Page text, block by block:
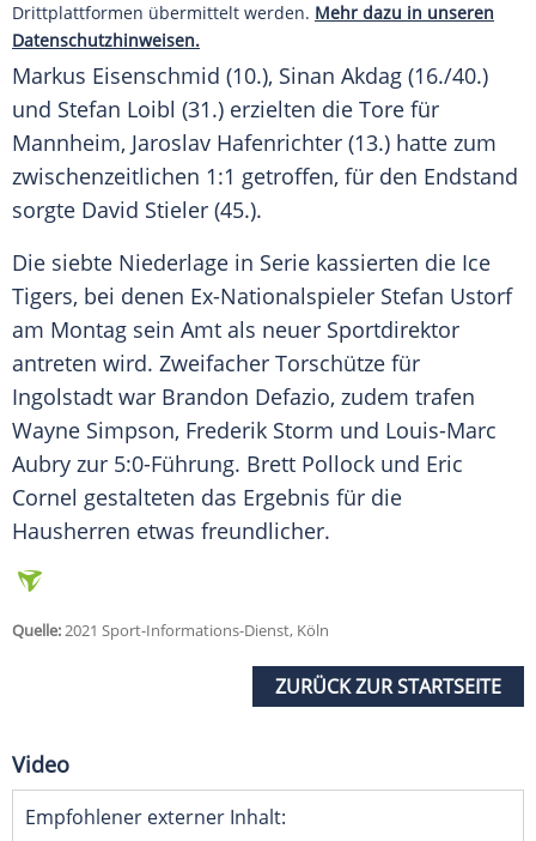
Drittplattformen übermittelt werden. Mehr dazu in unseren
Datenschutzhinweisen.
Markus Eisenschmid (10.), Sinan Akdag (16./40.)
und Stefan Loibl (31.) erzielten die Tore für
Mannheim, Jaroslav Hafenrichter (13.) hatte zum
zwischenzeitlichen 1:1 getroffen, für den Endstand
sorgte David Stieler (45.).
Die siebte Niederlage in Serie kassierten die Ice
Tigers, bei denen Ex-Nationalspieler Stefan Ustorf
am Montag sein Amt als neuer Sportdirektor
antreten wird. Zweifacher Torschütze für
Ingolstadt war Brandon Defazio, zudem trafen
Wayne Simpson, Frederik Storm und Louis-Marc
Aubry zur 5:0-Führung. Brett Pollock und Eric
Cornel gestalteten das Ergebnis für die
Hausherren etwas freundlicher.
Quelle:2021 Sport-Informations-Dienst, Köln
ZURÜCK ZUR STARTSEITE
Video
Empfohlener externer Inhalt: